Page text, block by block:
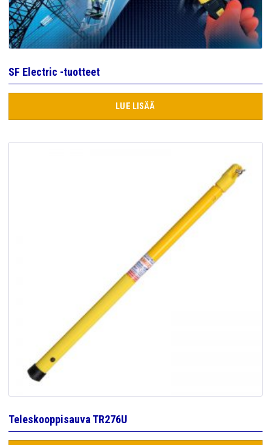
SF Electric -tuotteet
LUE LISÄÄ
Teleskooppisauva TR276U